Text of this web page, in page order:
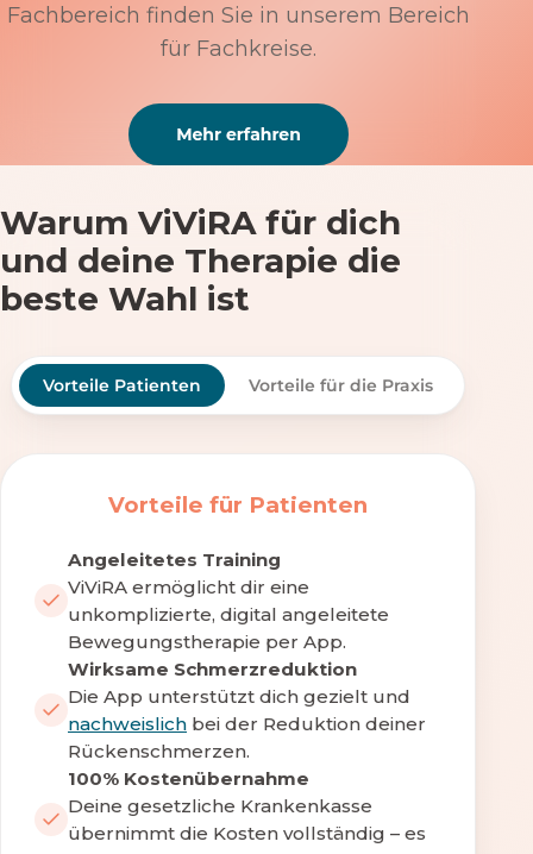
Fachbereich finden Sie in unserem Bereich
für Fachkreise.
Warum ViViRA für dich
und deine Therapie die
beste Wahl ist
Vorteile Patienten Vorteile für die Praxis
Vorteile für Patienten
Angeleitetes Training
ViViRA ermöglicht dir eine
unkomplizierte, digital angeleitete
Bewegungstherapie per App.
Wirksame Schmerzreduktion
Die App unterstützt dich gezielt und
nachweislich bei der Reduktion deiner
Rückenschmerzen.
100% Kostenübernahme
Deine gesetzliche Krankenkasse
übernimmt die Kosten vollständig – es